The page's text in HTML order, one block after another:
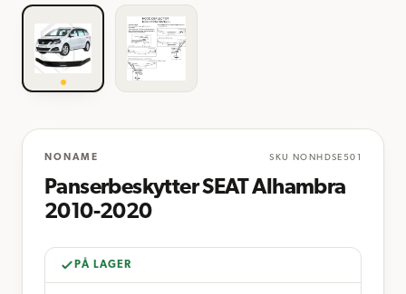
NONAME SKU NONHDSE501
Panserbeskytter SEAT Alhambra
2010-2020
PÅ LAGER